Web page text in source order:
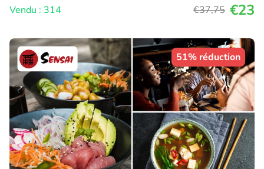
Vendu : 314
€37,75 €23
51% réduction